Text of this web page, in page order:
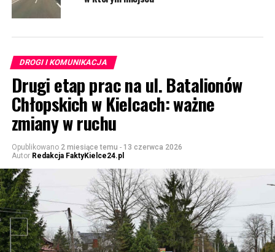
DROGI I KOMUNIKACJA
Drugi etap prac na ul. Batalionów
Chłopskich w Kielcach: ważne
zmiany w ruchu
Opublikowano 2 miesiące temu - 13 czerwca 2026
Autor Redakcja FaktyKielce24.pl